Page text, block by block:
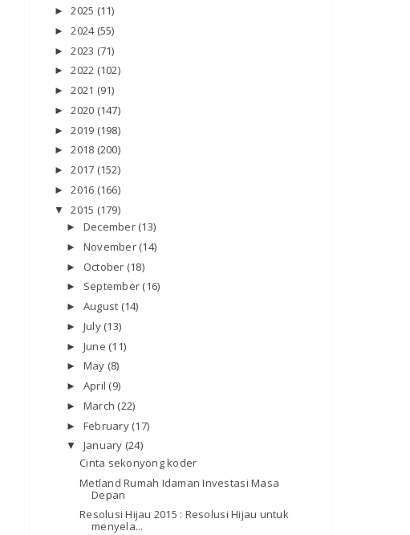
►2025 (11)
►2024 (55)
►2023 (71)
►2022 (102)
►2021 (91)
►2020 (147)
►2019 (198)
►2018 (200)
►2017 (152)
►2016 (166)
▼2015 (179)
► December (13)
► November (14)
► October (18)
► September (16)
► August (14)
► July (13)
► June (11)
► May (8)
► April (9)
► March (22)
► February (17)
▼ January (24)
Cinta sekonyong koder
Metland Rumah Idaman Investasi Masa
Depan
Resolusi Hijau 2015 : Resolusi Hijau untuk
menyela...